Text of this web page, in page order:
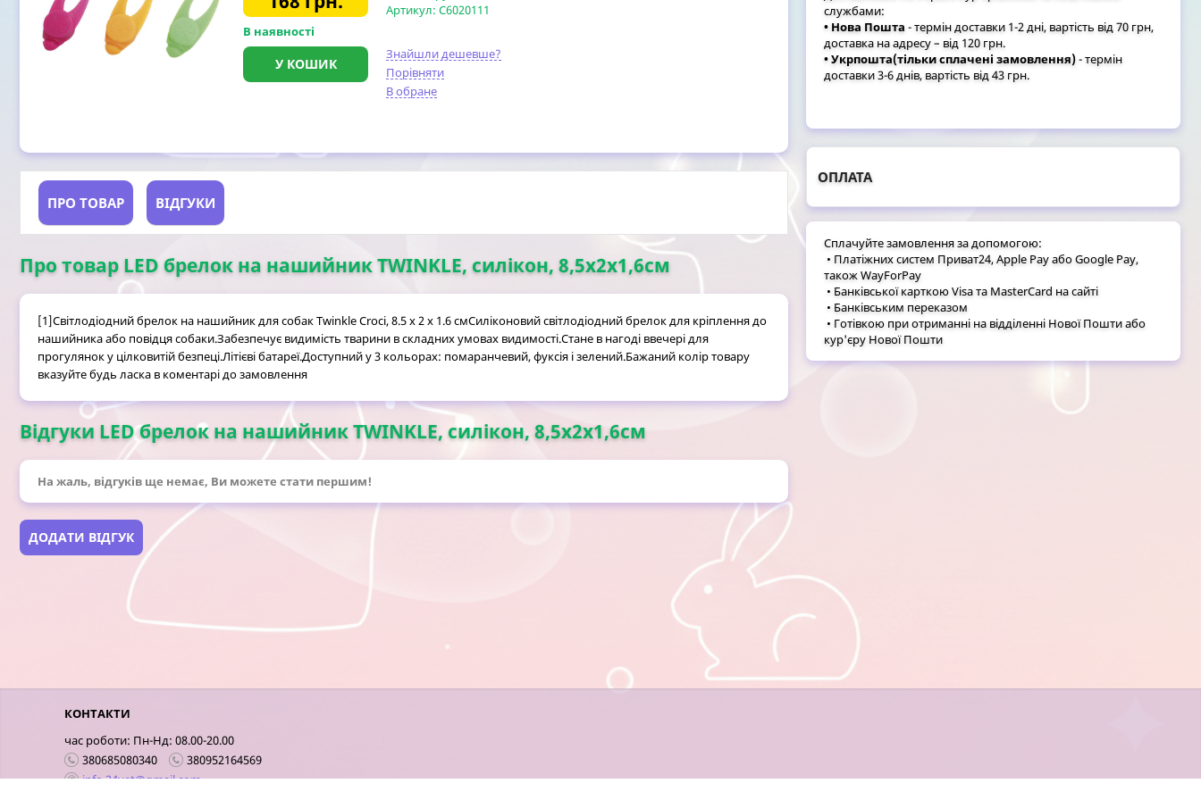
Артикул: C6020111
В наявності
У КОШИК
Знайшли дешевше?
Порівняти
В обране
ПРО ТОВАР ВІДГУКИ
Про товар LED брелок на нашийник TWINKLE, силікон, 8,5x2x1,6см
[1]Світлодіодний брелок на нашийник для собак Twinkle Croci, 8.5 x 2 x 1.6 смСиліконовий світлодіодний брелок для кріплення до
нашийника або повідця собаки.Забезпечує видимість тварини в складних умовах видимості.Стане в нагоді ввечері для
прогулянок у цілковитій безпеці.Літієві батареї.Доступний у 3 кольорах: помаранчевий, фуксія і зелений.Бажаний колір товару
вказуйте будь ласка в коментарі до замовлення
Відгуки LED брелок на нашийник TWINKLE, силікон, 8,5x2x1,6см
На жаль, відгуків ще немає, Ви можете стати першим!
ДОДАТИ ВІДГУК
службами:
• Нова Пошта - термін доставки 1-2 дні, вартість від 70 грн,
доставка на адресу – від 120 грн.
• Укрпошта(тільки сплачені замовлення)- термін
доставки 3-6 днів, вартість від 43 грн.
ОПЛАТА
Сплачуйте замовлення за допомогою:
• Платіжних систем Приват24, Apple Pay або Google Pay,
також WayForPay
• Банківської карткою Visa та MasterCard на сайті
• Банківським переказом
• Готівкою при отриманні на відділенні Нової Пошти або
кур'єру Нової Пошти
КОНТАКТИ
час роботи: Пн-Нд: 08.00-20.00
380685080340
380952164569
info.24vet@gmail.com